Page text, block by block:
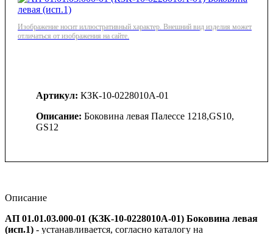
Изображение носит иллюстративный характер. Внешний вид изделия может
отличаться от изображения на сайте.
Артикул: КЗК-10-0228010А-01
Описание: Боковина левая Палессе 1218,GS10,
GS12
Описание
АП 01.01.03.000-01 (КЗК-10-0228010А-01) Боковина левая
(исп.1) - устанавливается, согласно каталогу на